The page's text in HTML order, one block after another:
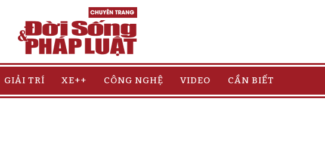
GIẢI TRÍ XE++ CÔNG NGHỆ VIDEO CẦN BIẾT